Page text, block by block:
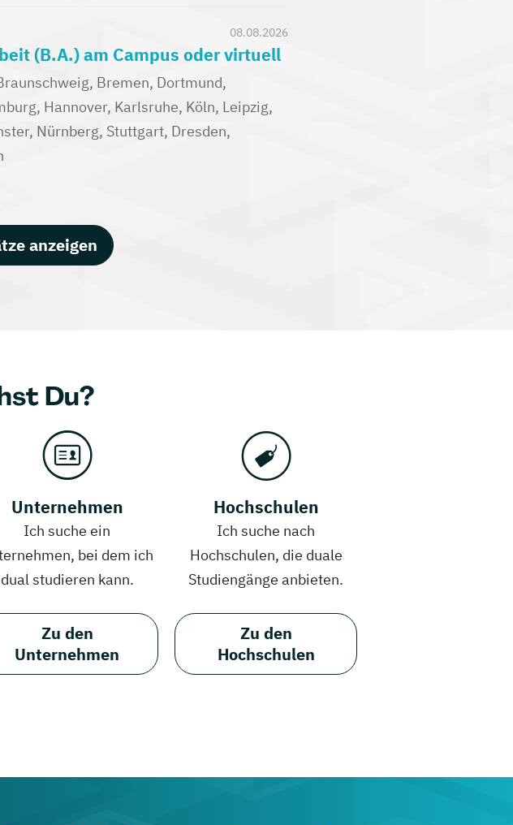
08.08.2026
(B.A.) am Campus oder virtuell
Bremen, Dortmund,
Hannover, Karlsruhe, Köln, Leipzig,
Nürnberg, Stuttgart, Dresden,
anzeigen
Du?
Unternehmen
Ich suche ein
bei dem ich
dual studieren kann.
Zu den
Unternehmen
Hochschulen
Ich suche nach
Hochschulen, die duale
Studiengänge anbieten.
Zu den
Hochschulen